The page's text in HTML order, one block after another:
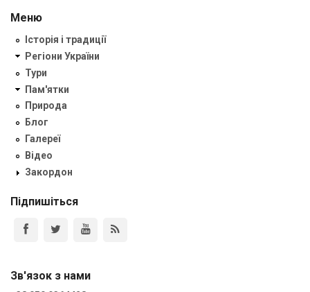
Меню
Історія і традиції
Регіони України
Тури
Пам'ятки
Природа
Блог
Галереї
Відео
Закордон
Підпишіться
Зв'язок з нами